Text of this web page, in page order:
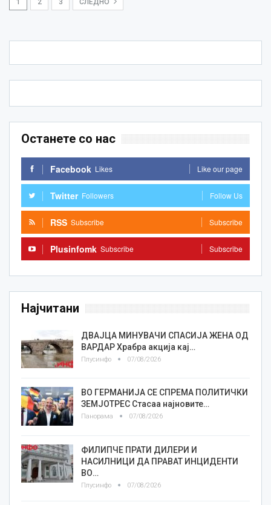
Останете со нас
Facebook Likes Like our page
Twitter Followers Follow Us
RSS Subscribe Subscribe
Plusinfomk Subscribe Subscribe
Најчитани
ДВАЈЦА МИНУВАЧИ СПАСИЈА ЖЕНА ОД
ВАРДАР Храбра акција кај…
Плусинфо 07/08/2026
ВО ГЕРМАНИЈА СЕ СПРЕМА ПОЛИТИЧКИ
ЗЕМЈОТРЕС Стасаа најновите…
Панорама 07/08/2026
ФИЛИПЧЕ ПРАТИ ДИЛЕРИ И
НАСИЛНИЦИ ДА ПРАВАТ ИНЦИДЕНТИ
ВО…
Плусинфо 07/08/2026